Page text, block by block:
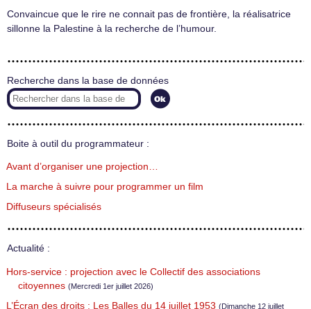
Convaincue que le rire ne connait pas de frontière, la réalisatrice
sillonne la Palestine à la recherche de l’humour.
Recherche dans la base de données
Boite à outil du programmateur :
Avant d’organiser une projection…
La marche à suivre pour programmer un film
Diffuseurs spécialisés
Actualité :
Hors-service : projection avec le Collectif des associations
citoyennes (Mercredi 1er juillet 2026)
L’Écran des droits : Les Balles du 14 juillet 1953 (Dimanche 12 juillet